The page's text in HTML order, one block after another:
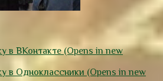
в ВКонтакте (Opens in new
в Одноклассники (Opens in new